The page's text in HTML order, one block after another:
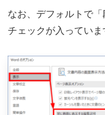
なお、デフォルトで
チェックが入っていま